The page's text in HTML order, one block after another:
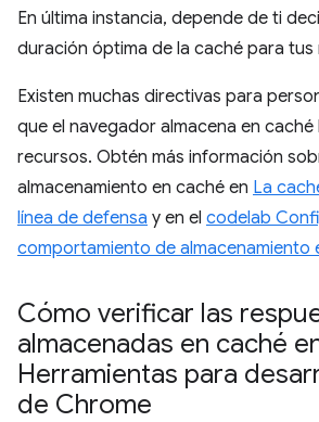
En última instancia, depende de ti
duración óptima de la caché para tus
Existen muchas directivas para
que el navegador almacena en
recursos. Obtén más información
almacenamiento en caché en La
línea de defensa y en el codelab
comportamiento de almacenamiento
Cómo verificar las
almacenadas en caché
Herramientas para
de Chrome